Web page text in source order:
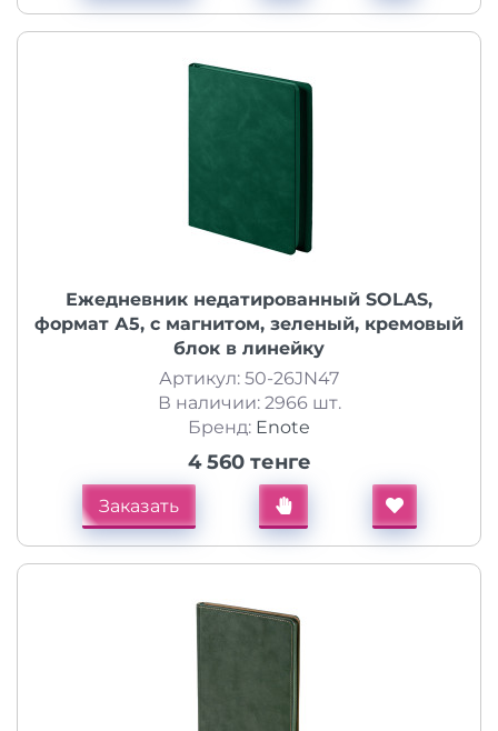
Ежедневник недатированный SOLAS,
формат А5, с магнитом, зеленый, кремовый
блок в линейку
Артикул: 50-26JN47
В наличии: 2966 шт.
Бренд: Enote
4 560 тенге
Заказать